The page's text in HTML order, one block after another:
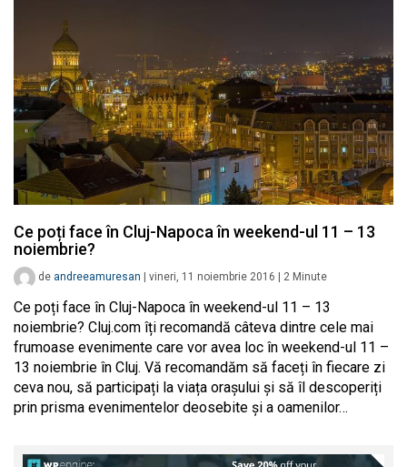
Ce poți face în Cluj-Napoca în weekend-ul 11 – 13
noiembrie?
de andreeamuresan vineri, 11 noiembrie 2016 2 Minute
Ce poți face în Cluj-Napoca în weekend-ul 11 – 13
noiembrie? Cluj.com îți recomandă câteva dintre cele mai
frumoase evenimente care vor avea loc în weekend-ul 11 –
13 noiembrie în Cluj. Vă recomandăm să faceți în fiecare zi
ceva nou, să participați la viața orașului și să îl descoperiți
prin prisma evenimentelor deosebite și a oamenilor…